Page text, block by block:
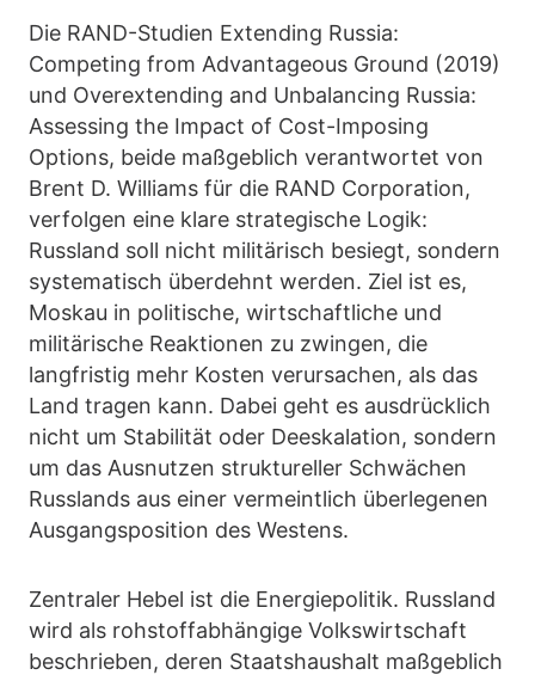
Die RAND-Studien Extending Russia:
Competing from Advantageous Ground (2019)
und Overextending and Unbalancing Russia:
Assessing the Impact of Cost-Imposing
Options, beide maßgeblich verantwortet von
Brent D. Williams für die RAND Corporation,
verfolgen eine klare strategische Logik:
Russland soll nicht militärisch besiegt, sondern
systematisch überdehnt werden. Ziel ist es,
Moskau in politische, wirtschaftliche und
militärische Reaktionen zu zwingen, die
langfristig mehr Kosten verursachen, als das
Land tragen kann. Dabei geht es ausdrücklich
nicht um Stabilität oder Deeskalation, sondern
um das Ausnutzen struktureller Schwächen
Russlands aus einer vermeintlich überlegenen
Ausgangsposition des Westens.
Zentraler Hebel ist die Energiepolitik. Russland
wird als rohstoffabhängige Volkswirtschaft
beschrieben, deren Staatshaushalt maßgeblich